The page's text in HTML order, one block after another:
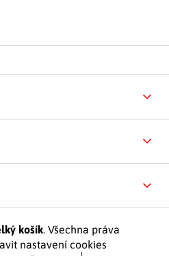
košík. Všechna práva
nastavení cookies